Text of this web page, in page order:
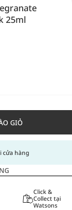
25ml
GIỎ
cửa hàng
Click &
Collect tại
Watsons